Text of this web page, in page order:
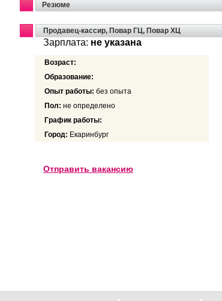
Резюме
Продавец-кассир, Повар ГЦ, Повар ХЦ
Зарплата: не указана
Возраст:
Образование:
Опыт работы: без опыта
Пол: не определено
График работы:
Город: Екаринбург
Отправить вакансию